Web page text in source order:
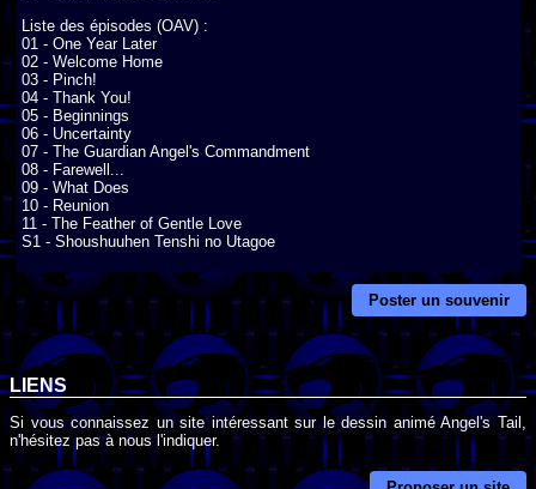
Liste des épisodes (OAV) :
01 - One Year Later
02 - Welcome Home
03 - Pinch!
04 - Thank You!
05 - Beginnings
06 - Uncertainty
07 - The Guardian Angel's Commandment
08 - Farewell...
09 - What Does
10 - Reunion
11 - The Feather of Gentle Love
S1 - Shoushuuhen Tenshi no Utagoe
Poster un souvenir
LIENS
Si vous connaissez un site intéressant sur le dessin animé Angel's Tail,
n'hésitez pas à nous l'indiquer.